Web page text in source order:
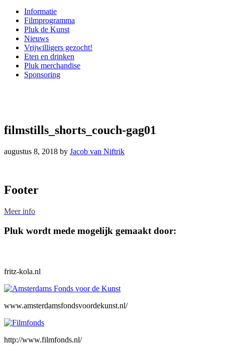
Informatie
Filmprogramma
Pluk de Kunst
Nieuws
Vrijwilligers gezocht!
Eten en drinken
Pluk merchandise
Sponsoring
filmstills_shorts_couch-gag01
augustus 8, 2018 by Jacob van Niftrik
Footer
Meer info
Pluk wordt mede mogelijk gemaakt door:
fritz-kola.nl
www.amsterdamsfondsvoordekunst.nl/
http://www.filmfonds.nl/